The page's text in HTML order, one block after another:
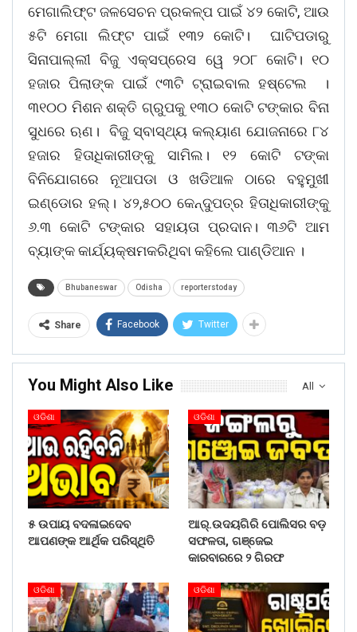
ମେଗାଲିଫ୍ଟ ଜଳସେଚନ ପ୍ରକଳ୍ପ ପାଇଁ ୪୨ କୋଟି, ଆଉ
୫ଟି ମେଗା ଲିଫ୍ଟ ପାଇଁ ୧୩୨ କୋଟି। ଘାଟିପଡାରୁ
ସିନାପାଲ୍ଲୀ ବିଜୁ ଏକ୍‌ସପ୍ରେସ ୱେ ୨୦୮ କୋଟି। ୧୦
ହଜାର ପିଲାଙ୍କ ପାଇଁ ୯୩ଟି ଟ୍ରାଇବାଲ ହଷ୍ଟେଲ ।
୩୧୦୦ ମିଶନ ଶକ୍ତି ଗ୍ରୁପକୁ ୧୩୦ କୋଟି ଟଙ୍କାର ବିନା
ସୁଧରେ ଋଣ। ବିଜୁ ସ୍ବାସ୍ଥ୍ୟ କଲ୍ୟାଣ ଯୋଜନାରେ ୮୪
ହଜାର ହିତାଧିକାରୀଙ୍କୁ ସାମିଲ। ୧୨ କୋଟି ଟଙ୍କା
ବିନିଯୋଗରେ ନୂଆପଡା ଓ ଖଡିଆଳ ଠାରେ ବହୁମୁଖୀ
ଇଣ୍ଡୋର ହଲ୍‌। ୪୨,୫୦୦ କେନ୍ଦୁପତ୍ର ହିତାଧିକାରୀଙ୍କୁ
୬.୩ କୋଟି ଟଙ୍କାର ସହାୟତା ପ୍ରଦାନ। ୩୬ଟି ଆମ
ବ୍ୟାଙ୍କ କାର୍ଯ୍ୟକ୍ଷମକରିଥିବା କହିଲେ ପାଣ୍ଡିଆନ ।
Bhubaneswar Odisha reporterstoday
Share Facebook Twitter
All
You Might Also Like
ଓଡିଶା
୫ ଉପାୟ ବଦଳାଇଦେବ
ଆପଣଙ୍କ ଆର୍ଥିକ ପରିସ୍ଥିତି
ଓଡିଶା
ଆର୍.ଉଦୟଗିରି ପୋଲିସର ବଡ଼
ସଫଳତା, ଗଞ୍ଜେଇ
କାରବାରରେ ୨ ଗିରଫ
ଓଡିଶା ଓଡିଶା